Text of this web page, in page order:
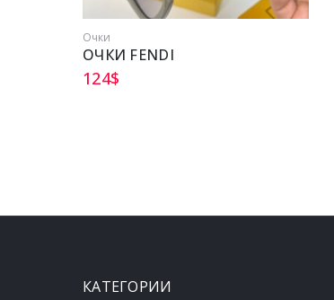
Очки
ОЧКИ FENDI
124$
КАТЕГОРИИ